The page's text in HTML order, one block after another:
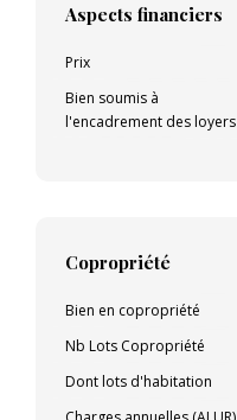
Aspects financiers
Prix
Bien soumis à
l'encadrement des loyers
Copropriété
Bien en copropriété
Nb Lots Copropriété
Dont lots d'habitation